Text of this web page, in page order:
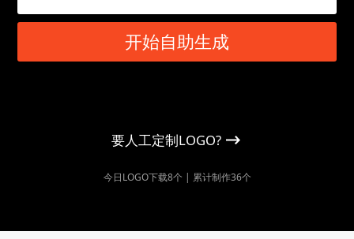
开始自助生成
要人工定制LOGO?
今日LOGO下载8个 | 累计制作36个